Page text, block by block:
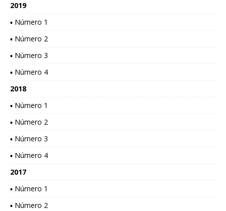
2019
▪ Número 1
▪ Número 2
▪ Número 3
▪ Número 4
2018
▪ Número 1
▪ Número 2
▪ Número 3
▪ Número 4
2017
▪ Número 1
▪ Número 2